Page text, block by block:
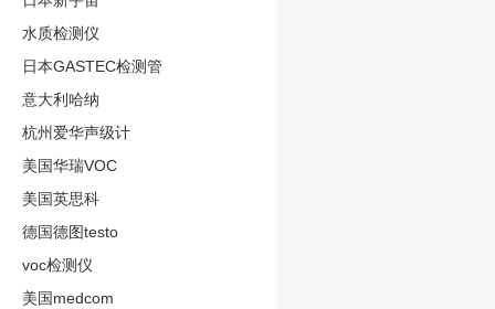
水质检测仪
日本GASTEC检测管
意大利哈纳
杭州爱华声级计
美国华瑞VOC
美国英思科
德国德图testo
voc检测仪
美国medcom